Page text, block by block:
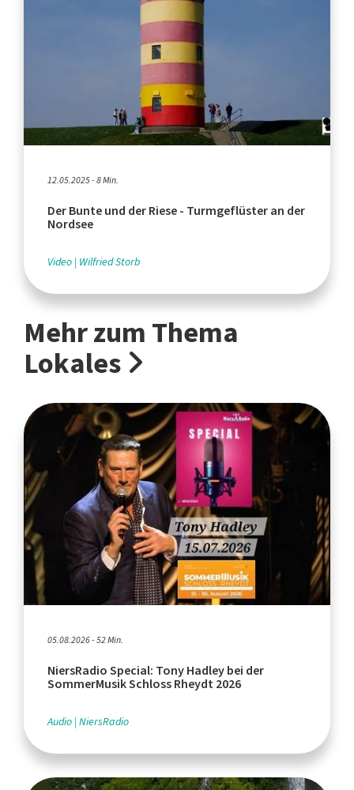
12.05.2025 - 8 Min.
Der Bunte und der Riese - Turmgeflüster an der
Nordsee
Video Wilfried Storb
Mehr zum Thema
Lokales
05.08.2026 - 52 Min.
NiersRadio Special: Tony Hadley bei der
SommerMusik Schloss Rheydt 2026
Audio NiersRadio